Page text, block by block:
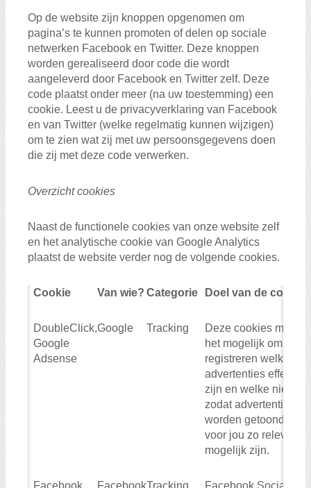
Op de website zijn knoppen opgenomen om
pagina’s te kunnen promoten of delen op sociale
netwerken Facebook en Twitter. Deze knoppen
worden gerealiseerd door code die wordt
aangeleverd door Facebook en Twitter zelf. Deze
code plaatst onder meer (na uw toestemming) een
cookie. Leest u de privacyverklaring van Facebook
en van Twitter (welke regelmatig kunnen wijzigen)
om te zien wat zij met uw persoonsgegevens doen
die zij met deze code verwerken.
Overzicht cookies
Naast de functionele cookies van onze website zelf
en het analytische cookie van Google Analytics
plaatst de website verder nog de volgende cookies.
Cookie Van wie? Categorie Doel van de cookie
DoubleClick,
Google
Adsense
Google Tracking
Deze cookies maken
het mogelijk om te
registreren welke
advertenties effectief
zijn en welke niet,
zodat advertenties
worden getoond die
voor jou zo relevant
mogelijk zijn.